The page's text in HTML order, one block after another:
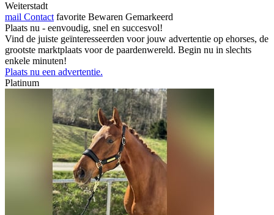
Weiterstadt
mail Contact favorite Bewaren Gemarkeerd
Plaats nu - eenvoudig, snel en succesvol!
Vind de juiste geïnteresseerden voor jouw advertentie op ehorses, de
grootste marktplaats voor de paardenwereld. Begin nu in slechts
enkele minuten!
Plaats nu een advertentie.
Platinum